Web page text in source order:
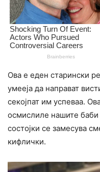
Ова е еден старински
умееја да направат
секојпат им успеваа.
осмислиле нашите
состојки се замесува
кифлички.